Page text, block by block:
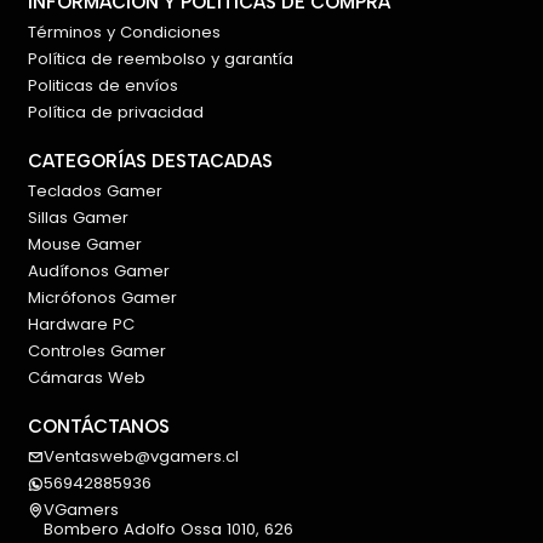
Campo de visión diagonal: 90°, 78° y 65°.
Tipo de enfoque: Automático.
Corrección de iluminación: RightLight 4.
Micrófono integrado: Sí, estéreo.
Reducción de ruido: Sí.
Encuadre automático: Sí, mediante Logi Tune.
Show Mode: Sí.
Tapa de privacidad: Integrada.
Conexión: Cable USB-C.
P/N: 960-001412.
Términos y Condiciones
Política de reembolso y garantía
Politicas de envíos
Política de privacidad
CATEGORÍAS DESTACADAS
Teclados Gamer
Sillas Gamer
Mouse Gamer
Audífonos Gamer
Micrófonos Gamer
Hardware PC
Controles Gamer
Cámaras Web
CONTÁCTANOS
Ventasweb@vgamers.cl
56942885936
VGamers
Bombero Adolfo Ossa 1010, 626